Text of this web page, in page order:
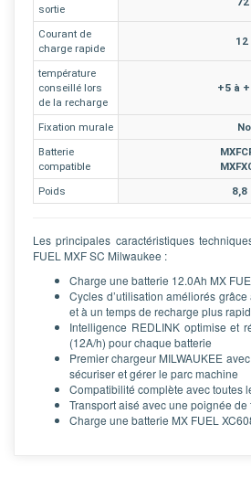
sortie
Courant de
charge rapide
12
température
conseillé lors
de la recharge
+5 à +
Fixation murale
Batterie
compatible
Poids
8,8
Les principales caractéristiques
FUEL MXF SC Milwaukee :
Charge une batterie 12.0Ah MX
Cycles d’utilisation améliorés
et à un temps de recharge plus
Intelligence REDLINK optimise et
(12A/h) pour chaque batterie
Premier chargeur MILWAUKEE
sécuriser et gérer le parc machine
Compatibilité complète avec toutes
Transport aisé avec une poignée
Charge une batterie MX FUEL